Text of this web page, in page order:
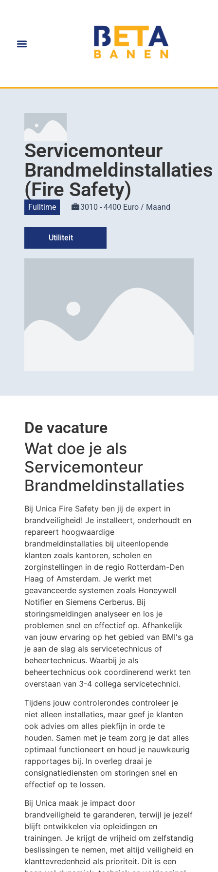
Servicemonteur
Brandmeldinstallaties
(Fire Safety)
Fulltime 3010 - 4400 Euro / Maand
Utiliteit
De vacature
Wat doe je als
Servicemonteur
Brandmeldinstallaties
Bij Unica Fire Safety ben jij de expert in
brandveiligheid! Je installeert, onderhoudt en
repareert hoogwaardige
brandmeldinstallaties bij uiteenlopende
klanten zoals kantoren, scholen en
zorginstellingen in de regio Rotterdam-Den
Haag of Amsterdam. Je werkt met
geavanceerde systemen zoals Honeywell
Notifier en Siemens Cerberus. Bij
storingsmeldingen analyseer en los je
problemen snel en effectief op. Afhankelijk
van jouw ervaring op het gebied van BMI's ga
je aan de slag als servicetechnicus of
beheertechnicus. Waarbij je als
beheertechnicus ook coordinerend werkt ten
overstaan van 3-4 collega servicetechnici.
Tijdens jouw controlerondes controleer je
niet alleen installaties, maar geef je klanten
ook advies om alles piekfijn in orde te
houden. Samen met je team zorg je dat alles
optimaal functioneert en houd je nauwkeurig
rapportages bij. In overleg draai je
consignatiediensten om storingen snel en
effectief op te lossen.
Bij Unica maak je impact door
brandveiligheid te garanderen, terwijl je jezelf
blijft ontwikkelen via opleidingen en
trainingen. Je krijgt de vrijheid om zelfstandig
beslissingen te nemen, met altijd veiligheid en
klanttevredenheid als prioriteit. Dit is een